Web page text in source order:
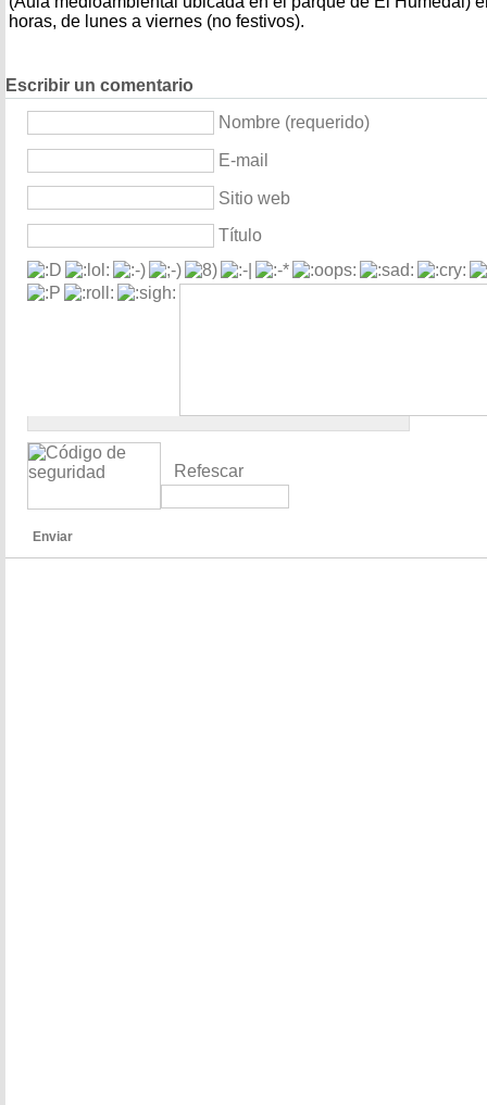
horas, de lunes a viernes (no festivos).
Escribir un comentario
Nombre (requerido)
E-mail
Sitio web
Título
Refescar
Enviar